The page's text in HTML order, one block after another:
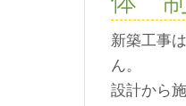
新築工事
ん。
設計から